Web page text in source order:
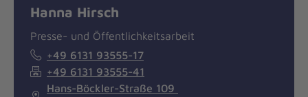
Hanna Hirsch
Presse- und Öffentlichkeitsarbeit
+49 6131 93555-17
+49 6131 93555-41
Hans-Böckler-Straße 109